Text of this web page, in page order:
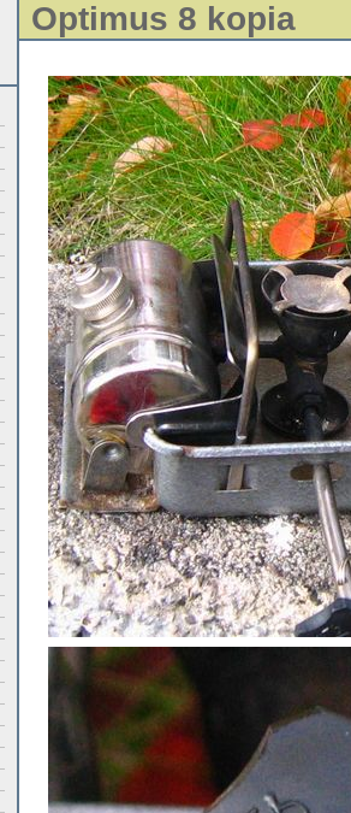
Optimus 8 kopia